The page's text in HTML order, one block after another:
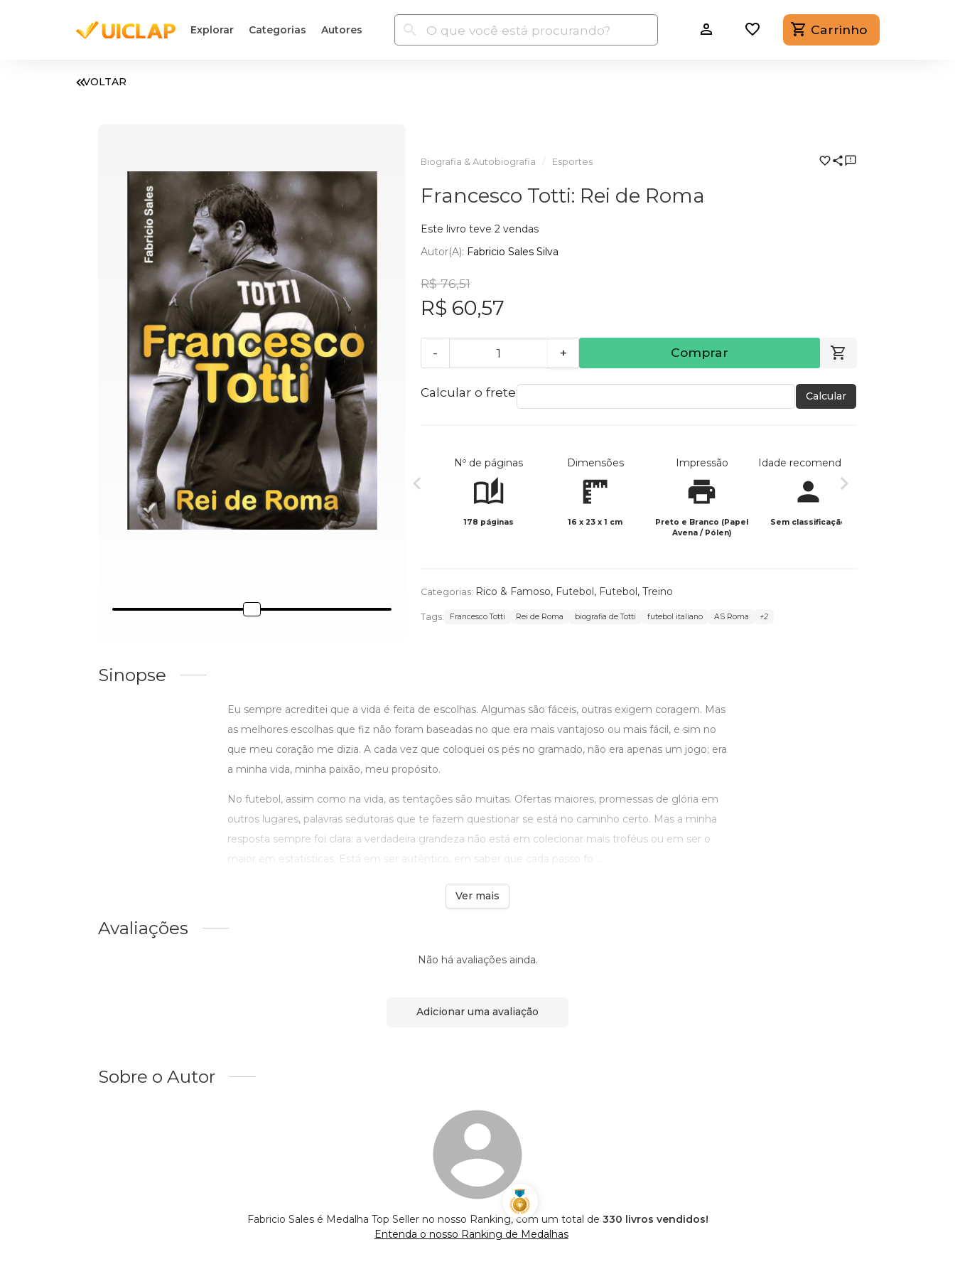
Explorar Categorias Autores Carrinho
VOLTAR
Biografia & Autobiografia Esportes
Francesco Totti: Rei de Roma
Este livro teve 2 vendas
Autor(a): Fabricio Sales Silva
R$ 76,51
R$ 60,57
- + Comprar
Calcular o frete Calcular
Nº de páginas
178 páginas
Dimensões
16 x 23 x 1 cm
Impressão
Preto e Branco (Papel
Avena / Pólen)
Idade recomendada
Sem classificação
Categorias: Rico & Famoso, Futebol, Futebol, Treino
Tags: Francesco Totti Rei de Roma biografia de Totti futebol italiano AS Roma +2
Sinopse
Eu sempre acreditei que a vida é feita de escolhas. Algumas são fáceis, outras exigem coragem. Mas
as melhores escolhas que fiz não foram baseadas no que era mais vantajoso ou mais fácil, e sim no
que meu coração me dizia. A cada vez que coloquei os pés no gramado, não era apenas um jogo; era
a minha vida, minha paixão, meu propósito.
No futebol, assim como na vida, as tentações são muitas. Ofertas maiores, promessas de glória em
outros lugares, palavras sedutoras que te fazem questionar se está no caminho certo. Mas a minha
resposta sempre foi clara: a verdadeira grandeza não está em colecionar mais troféus ou em ser o
maior em estatísticas. Está em ser autêntico, em saber que cada passo fo ...
Ver mais
Avaliações
Não há avaliações ainda.
Adicionar uma avaliação
Sobre o Autor
Fabricio Sales é Medalha Top Seller no nosso Ranking, com um total de 330 livros vendidos!
Entenda o nosso Ranking de Medalhas